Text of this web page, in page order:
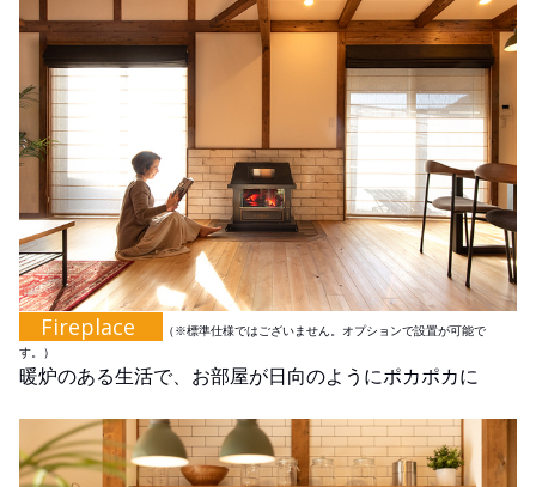
Fireplace
（※標準仕様ではございません。オプションで設置が可能で
す。）
暖炉のある生活で、お部屋が日向のようにポカポカに